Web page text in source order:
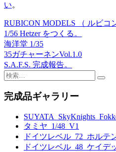
い。
投
稿
ナ
ビ
ゲ
ー
RUBICON MODELS （ ルビコ
1/56 Hetzer をつくる。
海洋堂 1/35
35ガチャーネンVol.1.0
S.A.F.S. 完成報告。
検
完成品ギャラリー
タミヤ_1/48_V1
ドイツレベル_72_ホルテ
ドイツレベル_48_ケイデ